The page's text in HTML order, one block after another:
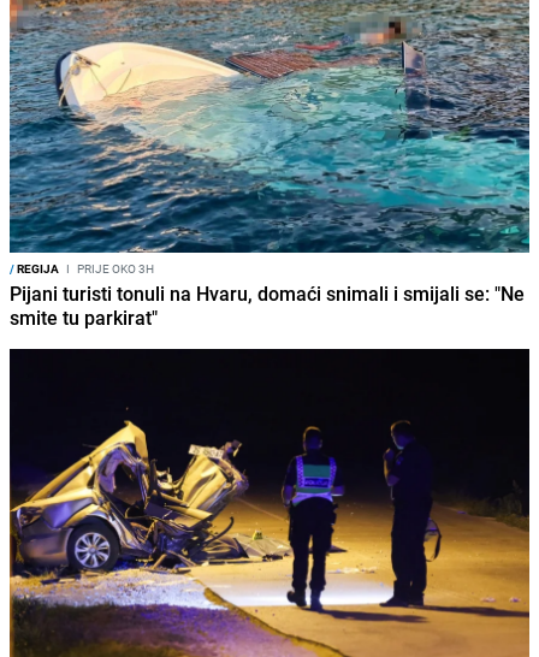
/REGIJA I PRIJE OKO 3H
Pijani turisti tonuli na Hvaru, domaći snimali i smijali se: "Ne
smite tu parkirat"